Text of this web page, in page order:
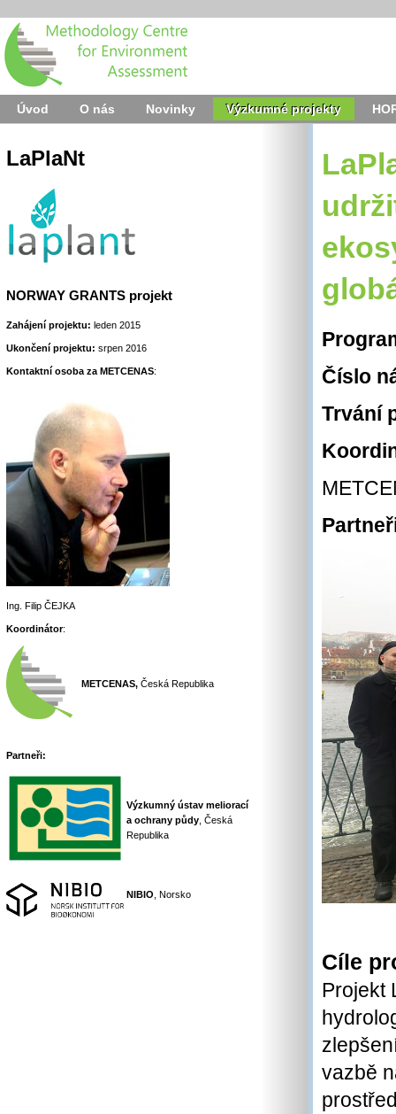
Přejít k obsahu
LaPlaNt
Navigace
Úvod O nás Novinky Výzkumné projekty
LaPlaNt
NORWAY GRANTS projekt
Zahájení projektu: leden 2015
Ukončení projektu: srpen 2016
Kontaktní osoba za METCENAS:
Ing. Filip ČEJKA
Koordinátor:
METCENAS, Česká Republika
Partneři:
Výzkumný ústav meliorací
a ochrany půdy , Česká
Republika
NIBIO , Norsko
Číslo
Trvání
Cíle
Projekt
vazbě